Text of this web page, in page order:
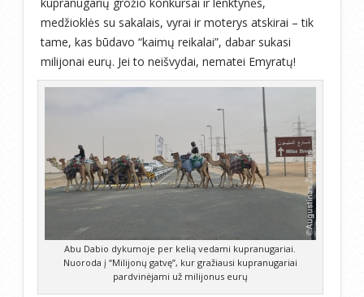
medžioklės su sakalais, vyrai ir moterys atskirai – tik
tame, kas būdavo “kaimų reikalai”, dabar sukasi
milijonai eurų. Jei to neišvydai, nematei Emyratų!
Abu Dabio dykumoje per kelią vedami kupranugariai.
Nuoroda į “Milijonų gatvę”, kur gražiausi kupranugariai
pardvinėjami už milijonus eurų